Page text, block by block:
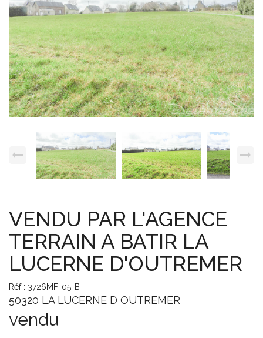
VENDU PAR L'AGENCE
TERRAIN A BATIR LA
LUCERNE D'OUTREMER
Réf : 3726MF-05-B
50320 LA LUCERNE D OUTREMER
vendu